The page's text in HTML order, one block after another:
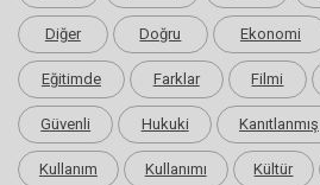
Diğer Doğru Ekonomi
Eğitimde Farklar Filmi
Güvenli Hukuki Kanıtlanmış
Kullanım Kullanımı Kültür